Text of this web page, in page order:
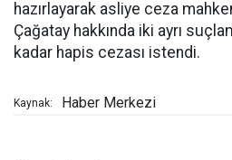
hazırlayarak asliye ceza
Çağatay hakkında iki ayrı
kadar hapis cezası istendi.
Kaynak: Haber Merkezi